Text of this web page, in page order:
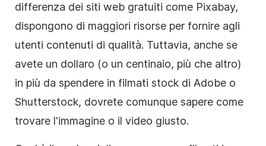
differenza dei siti web gratuiti come Pixabay,
dispongono di maggiori risorse per fornire agli
utenti contenuti di qualità. Tuttavia, anche se
avete un dollaro (o un centinaio, più che altro)
in più da spendere in filmati stock di Adobe o
Shutterstock, dovrete comunque sapere come
trovare l'immagine o il video giusto.